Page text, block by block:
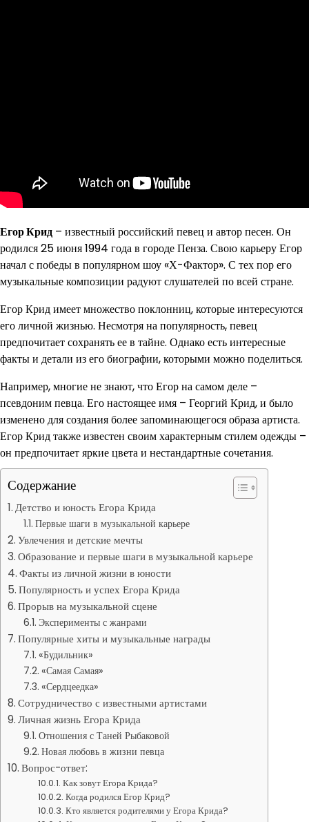
Егор Крид – известный российский певец и автор песен. Он
родился 25 июня 1994 года в городе Пенза. Свою карьеру Егор
начал с победы в популярном шоу «Х-Фактор». С тех пор его
музыкальные композиции радуют слушателей по всей стране.
Егор Крид имеет множество поклонниц, которые интересуются
его личной жизнью. Несмотря на популярность, певец
предпочитает сохранять ее в тайне. Однако есть интересные
факты и детали из его биографии, которыми можно поделиться.
Например, многие не знают, что Егор на самом деле –
псевдоним певца. Его настоящее имя – Георгий Крид, и было
изменено для создания более запоминающегося образа артиста.
Егор Крид также известен своим характерным стилем одежды –
он предпочитает яркие цвета и нестандартные сочетания.
Содержание
Детство и юность Егора Крида
Первые шаги в музыкальной карьере
Увлечения и детские мечты
Образование и первые шаги в музыкальной карьере
Факты из личной жизни в юности
Популярность и успех Егора Крида
Прорыв на музыкальной сцене
Эксперименты с жанрами
Популярные хиты и музыкальные награды
«Будильник»
«Самая Самая»
«Сердцеедка»
Сотрудничество с известными артистами
Личная жизнь Егора Крида
Отношения с Таней Рыбаковой
Новая любовь в жизни певца
Вопрос-ответ:
Как зовут Егора Крида?
Когда родился Егор Крид?
Кто является родителями у Егора Крида?